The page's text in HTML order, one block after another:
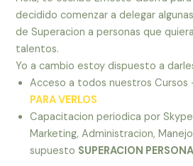
decidido comenzar a delegar
de Superacion a personas que
talentos.
Yo a cambio estoy dispuesto a
Acceso a todos nuestros Cursos
PARA VERLOS
Capacitacion periodica por
Marketing, Administracion,
supuesto SUPERACION